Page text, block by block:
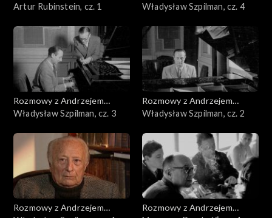
Doboszem
Artur Rubinstein, cz. 1
Doboszem
Władysław Szpilman, cz. 4
Rozmowy z Andrzejem
Doboszem
Władysław Szpilman, cz. 3
Rozmowy z Andrzejem
Doboszem
Władysław Szpilman, cz. 2
Rozmowy z Andrzejem
Rozmowy z Andrzejem